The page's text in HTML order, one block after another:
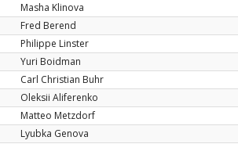
Masha Klinova
Fred Berend
Philippe Linster
Yuri Boidman
Carl Christian Buhr
Oleksii Aliferenko
Matteo Metzdorf
Lyubka Genova